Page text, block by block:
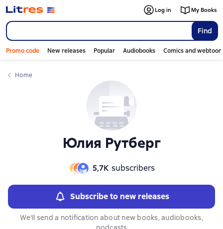
Find
Log in My Books
Promo code New releases Popular Audiobooks Comics and
Home
Юлия Рутберг
5,7К subscribers
Subscribe to new releases
We'll send a notification about new books, audiobooks,
Слайдер с книгами
Слайдер с книгами